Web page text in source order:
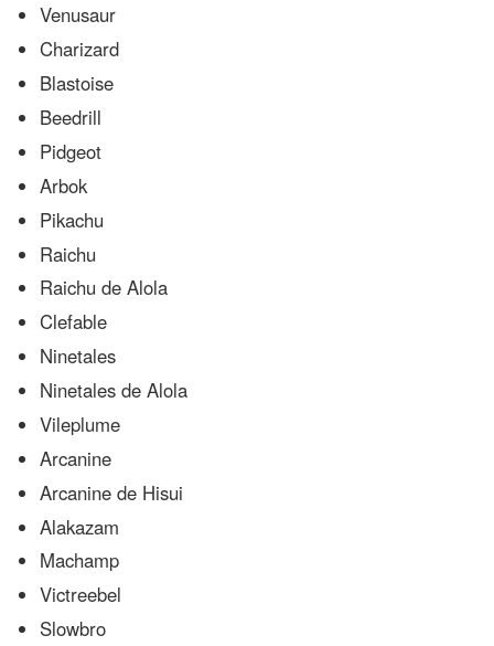
Venusaur
Charizard
Blastoise
Beedrill
Pidgeot
Arbok
Pikachu
Raichu
Raichu de Alola
Clefable
Ninetales
Ninetales de Alola
Vileplume
Arcanine
Arcanine de Hisui
Alakazam
Machamp
Victreebel
Slowbro